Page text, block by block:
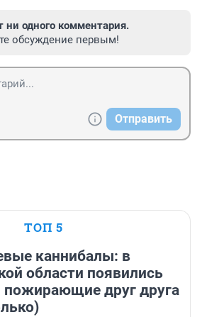
ни одного комментария.
обсуждение первым!
Отправить
ТОП 5
каннибалы: в
области появились
пожирающие друг друга